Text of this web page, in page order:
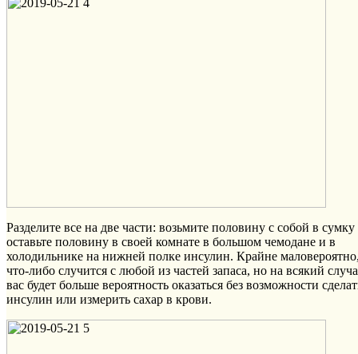
Разделите все на две части: возьмите половину с собой в сумку
оставьте половину в своей комнате в большом чемодане и в
холодильнике на нижней полке инсулин. Крайне
что-либо случится с любой из частей запаса, но на всякий
вас будет больше вероятность оказаться без возможности
инсулин или измерить сахар в крови.